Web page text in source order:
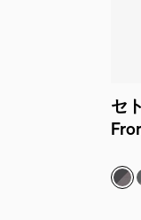
セ
グ